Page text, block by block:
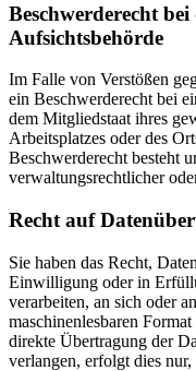
Beschwerderecht
Aufsichtsbehörde
Im Falle von Verstößen
ein Beschwerderecht bei
dem Mitgliedstaat ihres
Arbeitsplatzes oder des
Beschwerderecht besteht
verwaltungsrechtlicher
Recht auf
Sie haben das Recht,
Einwilligung oder in
verarbeiten, an sich oder
maschinenlesbaren
direkte Übertragung der
verlangen, erfolgt dies